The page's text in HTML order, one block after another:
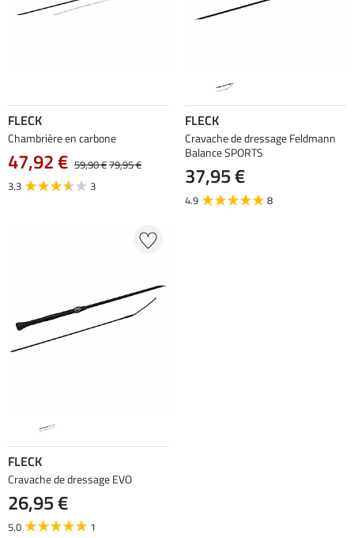
FLECK
Chambrière en carbone
47,92 € 59,90 €79,95 €
3.3
3
FLECK
Cravache de dressage Feldmann
Balance SPORTS
37,95 €
4.9 8
FLECK
Cravache de dressage EVO
26,95 €
5.0 1